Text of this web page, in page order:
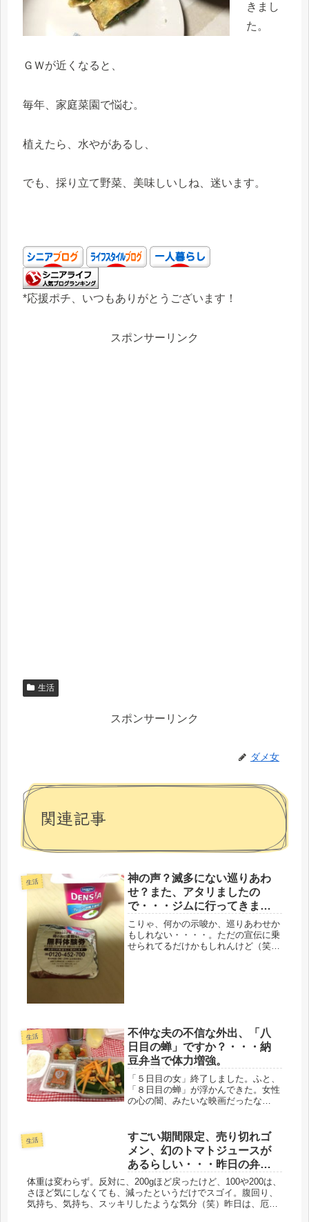
きまし
た。
ＧＷが近くなると、
毎年、家庭菜園で悩む。
植えたら、水やがあるし、
でも、採り立て野菜、美味しいしね、迷います。
*応援ポチ、いつもありがとうございます！
スポンサーリンク
生活
スポンサーリンク
ダメ女
関連記事
生活
神の声？滅多にない巡りあわ
せ？また、アタリましたの
で・・・ジムに行ってきま
す。
こりゃ、何かの示唆か、巡りあわせか
もしれない・・・・。ただの宣伝に乗
せられてるだけかもしれんけど（笑）
生活
不仲な夫の不信な外出、「八
日目の蝉」ですか？・・・納
豆弁当で体力増強。
「５日目の女」終了しました。ふと、
「８日目の蝉」が浮かんできた。女性
の心の闇、みたいな映画だったな
寝落ちした。もう、無理、無理、バア
サンに５日連続は酷な話だ。「８日目
の蝉」...
生活
すごい期間限定、売り切れゴ
メン、幻のトマトジュースが
あるらしい・・・昨日の弁
当・夜ごはん。刺身サラダ
体重は変わらず。反対に、200gほど戻ったけど、100や200は、
さほど気にしなくても、減ったというだけでスゴイ。腹回り、
気持ち、気持ち、スッキリしたような気分（笑）昨日は、厄介